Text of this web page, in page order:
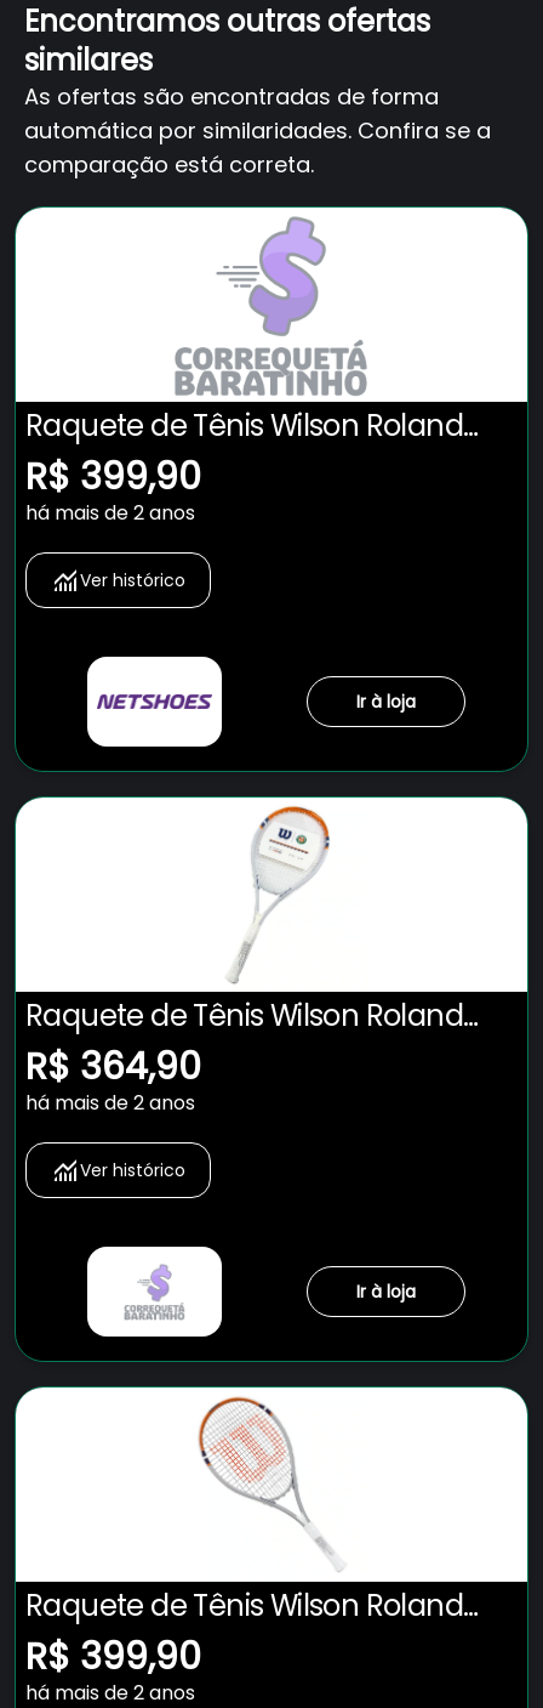
Encontramos outras ofertas
similares
As ofertas são encontradas de forma
automática por similaridades. Confira se a
comparação está correta.
Raquete de Tênis Wilson Roland
Garros Elite 3
R$ 399,90
há mais de 2 anos
Ver histórico
Ir à loja
Raquete de Tênis Wilson Roland
Garros Elite 2023
R$ 364,90
há mais de 2 anos
Ver histórico
Ir à loja
Raquete de Tênis Wilson Roland
Garros Elite 3
R$ 399,90
há mais de 2 anos